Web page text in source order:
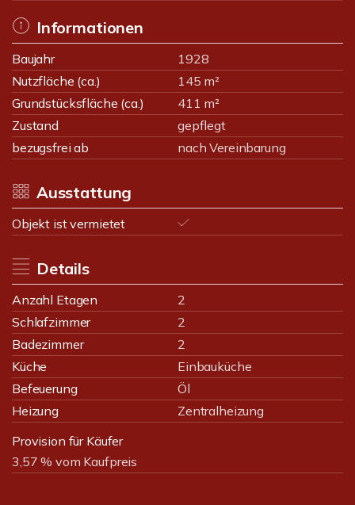
Informationen
Baujahr
1928
Nutzfläche (ca.)
145 m²
Grundstücksfläche (ca.)
411 m²
Zustand
gepflegt
bezugsfrei ab
nach Vereinbarung
Ausstattung
Objekt ist vermietet
Details
Anzahl Etagen
2
Schlafzimmer
2
Badezimmer
2
Küche
Einbauküche
Befeuerung
Öl
Heizung
Zentralheizung
Provision für Käufer
3,57 % vom Kaufpreis